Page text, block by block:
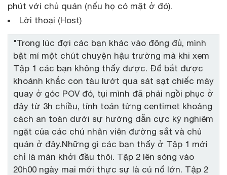
phút với chủ quán (nếu họ có mặt ở đó).
Lời thoại (Host)
"Trong lúc đợi các bạn khác vào đông đủ, mình
bật mí một chút chuyện hậu trường mà khi xem
Tập 1 các bạn không thấy được. Để bắt được
khoảnh khắc con tàu lướt qua sát sạt chiếc máy
quay ở góc POV đó, tụi mình đã phải ngồi phục ở
đây từ 3h chiều, tính toán từng centimet khoảng
cách an toàn dưới sự hướng dẫn cực kỳ nghiêm
ngặt của các chú nhân viên đường sắt và chủ
quán ở đây.Những gì các bạn thấy ở Tập 1 mới
chỉ là màn khởi đầu thôi. Tập 2 lên sóng vào
20h00 ngày mai mới thực sự là cú nổ lớn. Tập 2